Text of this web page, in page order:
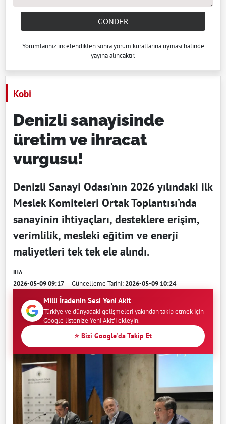
GÖNDER
Yorumlarınız incelendikten sonrayorum kurallarına uyması halinde
yayına alıncaktır.
Kobi
Denizli sanayisinde
üretim ve ihracat
vurgusu!
Denizli Sanayi Odası’nın 2026 yılındaki ilk
Meslek Komiteleri Ortak Toplantısı’nda
sanayinin ihtiyaçları, desteklere erişim,
verimlilik, mesleki eğitim ve enerji
maliyetleri tek tek ele alındı.
IHA
2026-05-09 09:17 Güncelleme Tarihi:2026-05-09 10:24
Milli İradenin Sesi Yeni Akit
Türkiye ve dünyadaki gelişmeleri yakından takip etmek için
Google listenize Yeni Akit'i ekleyin.
⭐ Bizi Google'da Takip Et